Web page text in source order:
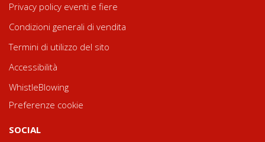
Privacy policy eventi e fiere
Condizioni generali di vendita
Termini di utilizzo del sito
Accessibilità
WhistleBlowing
Preferenze cookie
SOCIAL